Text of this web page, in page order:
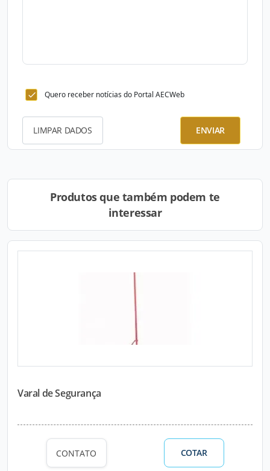
Quero receber notícias do Portal AECWeb
LIMPAR DADOS ENVIAR
Produtos que também podem te
interessar
Varal de Segurança
CONTATO COTAR